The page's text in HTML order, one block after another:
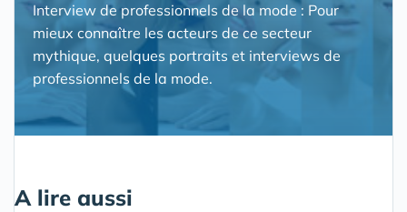
Interview de professionnels de la mode : Pour
mieux connaître les acteurs de ce secteur
mythique, quelques portraits et interviews de
professionnels de la mode.
A lire aussi